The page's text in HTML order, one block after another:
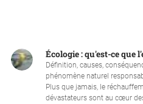
Écologie : qu'est-ce que
Définition, causes,
phénomène naturel
Plus que jamais, le
dévastateurs sont au cœur